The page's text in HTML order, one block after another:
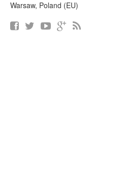
Warsaw, Poland (EU)